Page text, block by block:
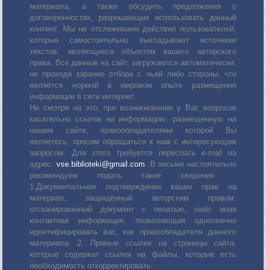
материала, а также обсудить предложения о
договоренностях, разрешающих использовать данный
контент. Мы не отслеживаем действия пользователей,
которые самостоятельно выкладывают источники
текстов, являющиеся объектом вашего авторского
права. Все данные на сайт, загружаются автоматически,
не проходя заранее отбора с чьей либо стороны, что
является нормой в мировом опыте размещения
информации в сети интернет.
Не смотря на это, при возникновении у Вас вопросов
касательно ссылок на информацию, размещенную на
нашем сайте, правообладателями которой Вы
являетесь, просим обращаться к нам с интересующим
запросом. Для этого требуется переслать е-mail на
адрес: vse.biblioteki@gmail.com . В письме настоятельно
рекомендуем подать такие сведения :
1.Документальное подтверждение ваших прав на
материал, защищённый авторским правом:
отсканированный документ с печатью, либо иная
контактная информация, позволяющая однозначно
идентифицировать вас, как правообладателя данного
материала. 2. Прямые ссылки на страницы сайта,
которые содержат ссылки на файлы, которые есть
необходимость откорректировать.